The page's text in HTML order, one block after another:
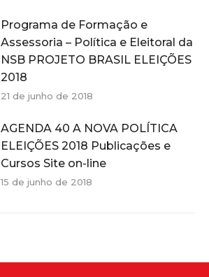
Programa de Formação e
Assessoria – Política e Eleitoral da
NSB PROJETO BRASIL ELEIÇÕES
2018
21 de junho de 2018
AGENDA 40 A NOVA POLÍTICA
ELEIÇÕES 2018 Publicações e
Cursos Site on-line
15 de junho de 2018